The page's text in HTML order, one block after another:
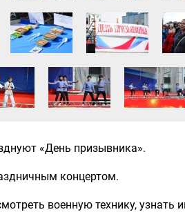
«День призывника».
концертом.
военную технику, узнать